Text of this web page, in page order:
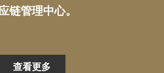
链管理中心。
查看更多